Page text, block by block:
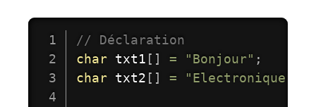
// Déclaration
char txt1 [ ] = "Bonjour" ;
char txt2 [ ] = "Electronique"